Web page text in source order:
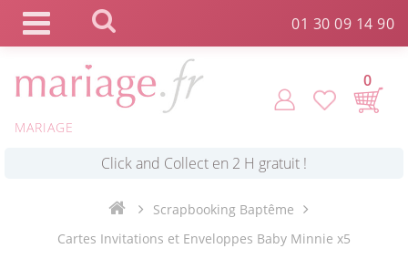
01 30 09 14 90
MARIAGE
0
Commande expédiée en 24h ! *
Scrapbooking Baptême
Cartes Invitations et Enveloppes Baby Minnie x5
Panneau de gestion des cookies